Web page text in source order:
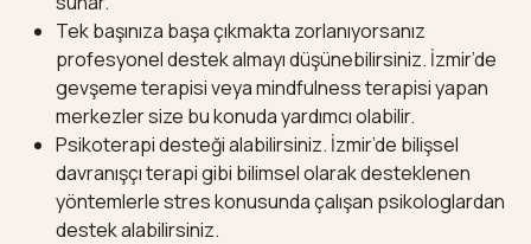
Tek başınıza başa çıkmakta zorlanıyorsanız
profesyonel destek almayı düşünebilirsiniz. İzmir’de
gevşeme terapisi veya mindfulness terapisi yapan
merkezler size bu konuda yardımcı olabilir.
Psikoterapi desteği alabilirsiniz. İzmir’de bilişsel
davranışçı terapi gibi bilimsel olarak desteklenen
yöntemlerle stres konusunda çalışan psikologlardan
destek alabilirsiniz.